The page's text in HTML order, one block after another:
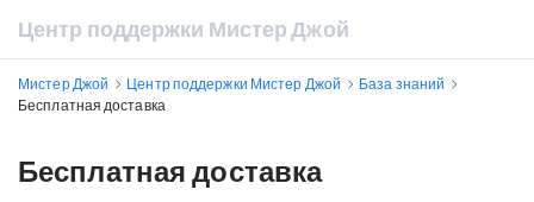
Центр поддержки Мистер Джой
Мистер Джой Центр поддержки Мистер Джой
База знаний
Бесплатная доставка
Бесплатная доставка